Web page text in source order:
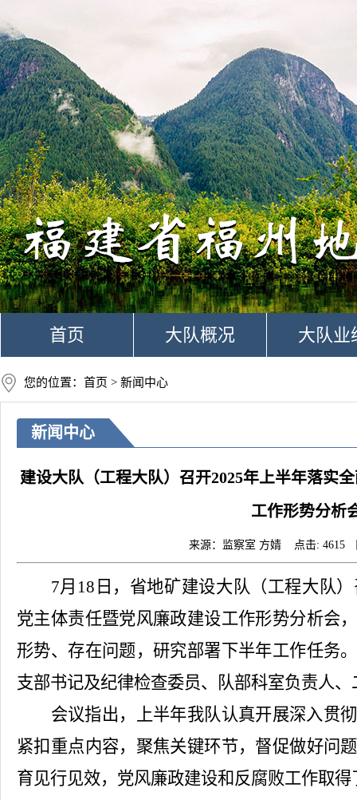
首页 大队概况 大队业
您的位置：首页 > 新闻中心
新闻中心
建设大队（工程大队）召开2025年上半年落实
工作形势分析
来源：监察室 方婧 点击: 4615
7月18日，省地矿建设大队（工程大队
党主体责任暨党风廉政建设工作形势分析会
形势、存在问题，研究部署下半年工作任务
支部书记及纪律检查委员、队部科室负责人
会议指出，上半年我队认真开展深入贯
紧扣重点内容，聚焦关键环节，督促做好问
育见行见效，党风廉政建设和反腐败工作取得